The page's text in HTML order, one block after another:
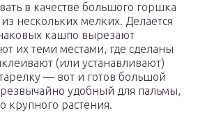
в качестве большого горшка
нескольких мелких. Делается
кашпо вырезают
их теми местами, где сделаны
(или устанавливают)
— вот и готов большой
удобный для пальмы,
крупного растения.​